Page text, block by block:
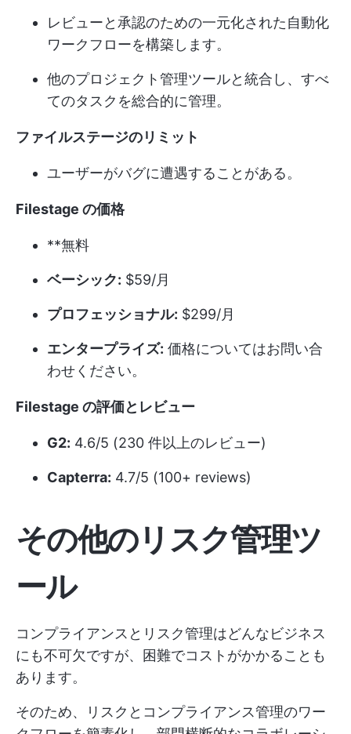
レビューと承認のための一元化された自動化
ワークフローを構築します。
他のプロジェクト管理ツールと統合し、すべ
てのタスクを総合的に管理。
ファイルステージのリミット
ユーザーがバグに遭遇することがある。
Filestage の価格
**無料
ベーシック: $59/月
プロフェッショナル: $299/月
エンタープライズ: 価格についてはお問い合
わせください。
Filestage の評価とレビュー
G2: 4.6/5 (230 件以上のレビュー)
Capterra: 4.7/5 (100+ reviews)
その他のリスク管理ツ
ール
コンプライアンスとリスク管理はどんなビジネス
にも不可欠ですが、困難でコストがかかることも
あります。
そのため、リスクとコンプライアンス管理のワー